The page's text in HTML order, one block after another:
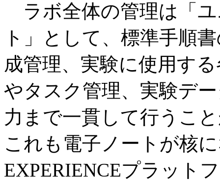
ラボ全体の管理は「
ト」として、標準手順
成管理、実験に使用す
やタスク管理、実験デ
力まで一貫して行うこ
これも電子ノートが核
EXPERIENCEプラット